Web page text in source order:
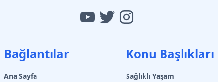
Bağlantılar
Ana Sayfa
Konu Başlıkları
Sağlıklı Yaşam